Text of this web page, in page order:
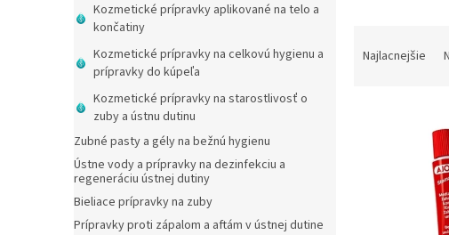
Kozmetické prípravky aplikované na telo a
končatiny
Kozmetické prípravky na celkovú hygienu a
prípravky do kúpeľa
Kozmetické prípravky na starostlivosť o
zuby a ústnu dutinu
Zubné pasty a gély na bežnú hygienu
Ústne vody a prípravky na dezinfekciu a
regeneráciu ústnej dutiny
Bieliace prípravky na zuby
Prípravky proti zápalom a aftám v ústnej dutine
Najlacnejšie